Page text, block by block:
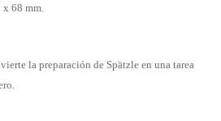
68 mm.
la preparación de Spätzle en una tarea